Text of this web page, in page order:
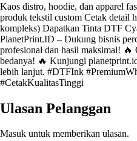
Kaos distro, hoodie, dan apparel
produk tekstil custom Cetak detail
kompleks) Dapatkan Tinta DTF
PlanetPrint.ID – Dukung bisnis
profesional dan hasil maksimal! 🔥
bedanya! 🔥 Kunjungi
lebih lanjut. #DTFInk
#CetakKualitasTinggi
Ulasan Pelanggan
Masuk untuk memberikan ulasan.